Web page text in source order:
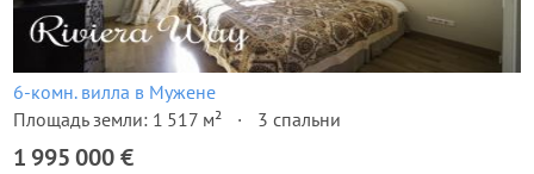
6-комн. вилла в Мужене
Площадь земли: 1 517 м²
3 спальни
1 995 000 €